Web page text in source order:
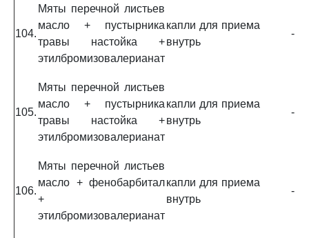
104.
Мяты перечной листьев
масло + пустырника
травы настойка +
этилбромизовалерианат
капли для приема
внутрь
-
105.
Мяты перечной листьев
масло + пустырника
травы настойка +
этилбромизовалерианат
капли для приема
внутрь
-
106.
Мяты перечной листьев
масло + фенобарбитал
+
этилбромизовалерианат
капли для приема
внутрь
-